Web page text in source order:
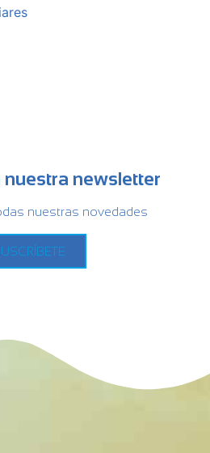
nuestra newsletter
nuestras novedades